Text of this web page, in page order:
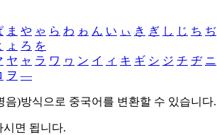
ま や ゃ ら わ ゎ ん い ぃ き ぎ し じ ち ぢ
ょ ろ を
ヤ ャ ラ ワ ヮ ン イ ィ キ ギ シ ジ チ ヂ ニ
ヲ ―
음)방식으로 중국어를 변환할 수 있습니다.
면 됩니다.